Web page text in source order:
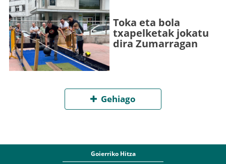
Toka eta bola
txapelketak jokatu
dira Zumarragan
Gehiago
Goierriko Hitza